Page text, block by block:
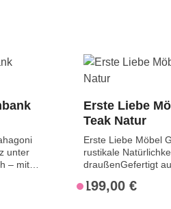
unter
– mit
der
Erste Liebe
Teak Natur
Erste Liebe Möbel
rustikale
draußenGefertigt
Ursprünglichkeit
Regulärer Preis:
V
199,00 €